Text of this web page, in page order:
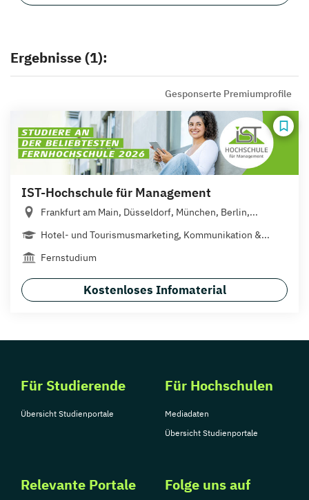
Ergebnisse (1):
Gesponserte Premiumprofile
IST-Hochschule für Management
Frankfurt am Main, Düsseldorf, München, Berlin,...
Hotel- und Tourismusmarketing, Kommunikation &...
Fernstudium
Kostenloses Infomaterial
Für Studierende
Übersicht Studienportale
Für Hochschulen
Mediadaten
Übersicht Studienportale
Relevante Portale Folge uns auf